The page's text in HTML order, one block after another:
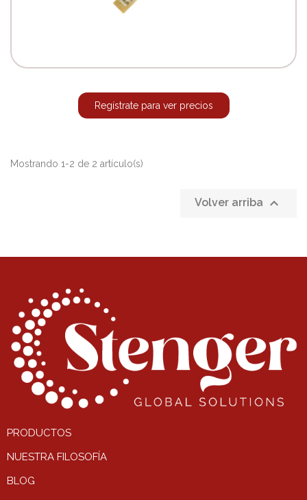
Regístrate para ver precios
Mostrando 1-2 de 2 artículo(s)
Volver arriba 
PRODUCTOS
NUESTRA FILOSOFÍA
BLOG